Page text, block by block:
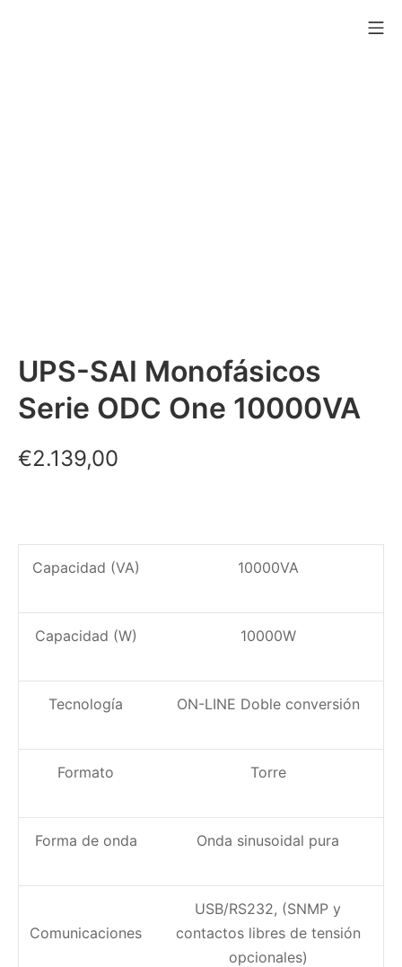
UPS-SAI Monofásicos
Serie ODC One 10000VA
€2.139,00
Capacidad (VA) 10000VA
Capacidad (W) 10000W
Tecnología ON-LINE Doble conversión
Formato Torre
Forma de onda Onda sinusoidal pura
Comunicaciones
USB/RS232, (SNMP y
contactos libres de tensión
opcionales)